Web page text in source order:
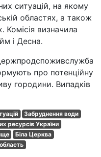
ситуацій, на якому
областях, а також
Комісія визначила
і Десна.
про потенційну
городини. Випадків
Забруднення води
ресурсів України
Біла Церква